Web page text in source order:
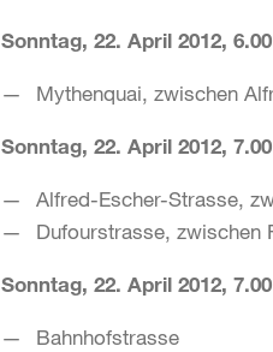
Sonntag, 22. April 2012,
Mythenquai, zwischen
Sonntag, 22. April 2012,
Alfred-Escher-Strasse,
Dufourstrasse, zwischen
Sonntag, 22. April 2012,
Bahnhofstrasse